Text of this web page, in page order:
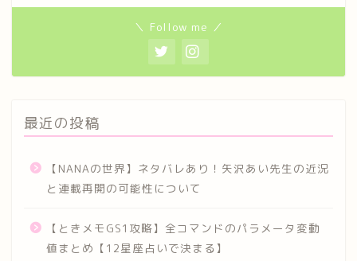
＼ Follow me ／
最近の投稿
【NANAの世界】ネタバレあり！矢沢あい先生の近況
と連載再開の可能性について
【ときメモGS1攻略】全コマンドのパラメータ変動
値まとめ【12星座占いで決まる】